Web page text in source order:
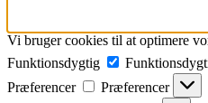
Vi bruger cookies til at optimere
Funktionsdygtig
Præferencer
Præferencer